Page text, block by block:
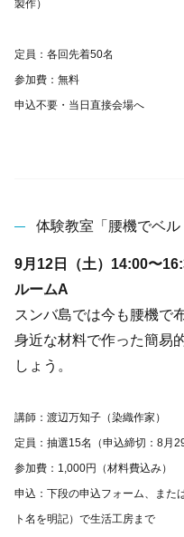
製作）
定員：各回先着50名
参加費：無料
申込不要・当日直接会場へ
体験教室「腰機でベル
9月12日（土）14:00〜
ルームA
スンバ島では今も腰機で
身近な材料で作った簡易
しょう。
講師：渡辺万知子（染織作家）
定員：抽選15名（申込締切：8月
参加費：1,000円（材料費込み）
申込：下段の申込フォーム、また
ト名を明記）で生活工房まで